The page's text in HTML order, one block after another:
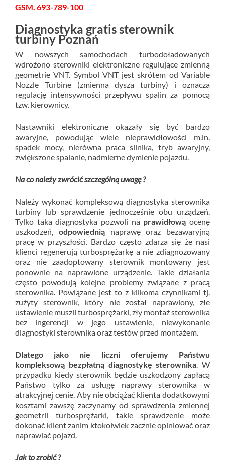
GSM. 693-789-100
Diagnostyka gratis sterownik
turbiny Poznań
W nowszych samochodach turbodoładowanych
wdrożono sterowniki elektroniczne regulujące zmienną
geometrie VNT. Symbol VNT jest skrótem od Variable
Nozzle Turbine (zmienna dysza turbiny) i oznacza
regulację intensywności przepływu spalin za pomocą
tzw. kierownicy.
Nastawniki elektroniczne okazały się być bardzo
awaryjne, powodując wiele nieprawidłowości m.in.
spadek mocy, nierówna praca silnika, tryb awaryjny,
zwiększone spalanie, nadmierne dymienie pojazdu.
Na co należy zwrócić szczególną uwagę ?
Należy wykonać kompleksową diagnostyka sterownika
turbiny lub sprawdzenie jednocześnie obu urządzeń.
Tylko taka diagnostyka pozwoli na prawidłową ocenę
uszkodzeń, odpowiedniąnaprawę oraz bezawaryjną
pracę w przyszłości. Bardzo często zdarza się że nasi
klienci regenerują turbosprężarkę a nie zdiagnozowany
oraz nie zaadoptowany sterownik montowany jest
ponownie na naprawione urządzenie. Takie działania
często powodują kolejne problemy związane z pracą
sterownika. Powiązane jest to z kilkoma czynnikami tj.
zużyty sterownik, który nie został naprawiony, złe
ustawienie muszli turbosprężarki, zły montaż sterownika
bez ingerencji w jego ustawienie, niewykonanie
diagnostyki sterownika oraz testów przed montażem.
Dlatego jako nie liczni oferujemy Państwu
kompleksową bezpłatną diagnostykę sterownika. W
przypadku kiedy sterownik będzie uszkodzony zapłacą
Państwo tylko za usługę naprawy sterownika w
atrakcyjnej cenie. Aby nie obciążać klienta dodatkowymi
kosztami zawszę zaczynamy od sprawdzenia zmiennej
geometrii turbosprężarki, takie sprawdzenie może
dokonać klient zanim ktokolwiek zacznie opiniować oraz
naprawiać pojazd.
Jak to zrobić ?